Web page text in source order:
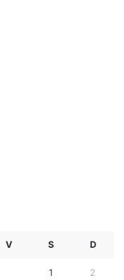
V S D
1 2